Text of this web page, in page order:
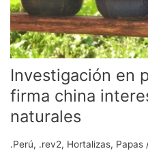
Investigación en
firma china
naturales
.Perú, .rev2, Hortalizas, Papas
interesada
en
insumos
naturales